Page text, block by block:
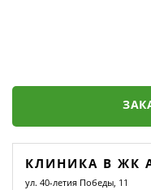
КЛИНИКА В ЖК
ул. 40-летия Победы, 11